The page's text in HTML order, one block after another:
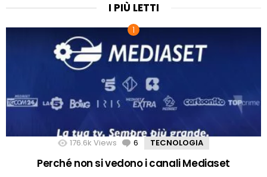
I PIÙ LETTI
176.6k Views 6 Comments
TECNOLOGIA
Perché non si vedono i canali Mediaset